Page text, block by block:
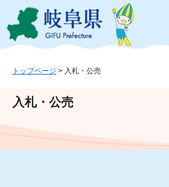
ジ
ュ
文
このページの本文へ
トップページ > 入札・公売
入札・公売